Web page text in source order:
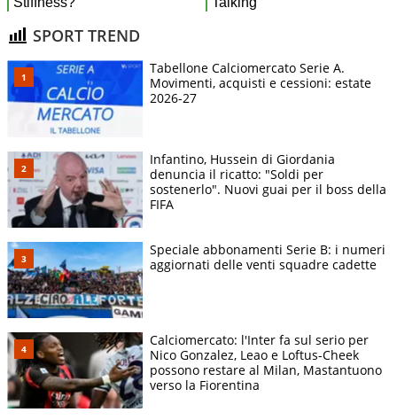
SPORT TREND
Tabellone Calciomercato Serie A.
Movimenti, acquisti e cessioni: estate
2026-27
Infantino, Hussein di Giordania
denuncia il ricatto: "Soldi per
sostenerlo". Nuovi guai per il boss della
FIFA
Speciale abbonamenti Serie B: i numeri
aggiornati delle venti squadre cadette
Calciomercato: l'Inter fa sul serio per
Nico Gonzalez, Leao e Loftus-Cheek
possono restare al Milan, Mastantuono
verso la Fiorentina